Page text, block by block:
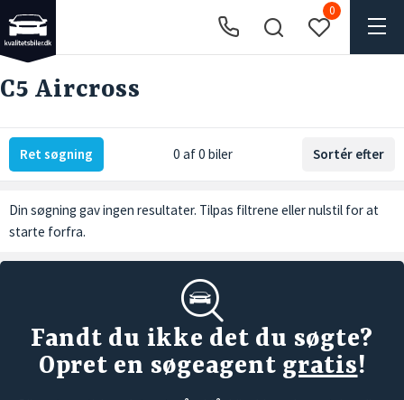
0
C5 Aircross
Ret søgning 0 af 0 biler Sortér efter
Din søgning gav ingen resultater. Tilpas filtrene ellernulstil for at
starte forfra.
Fandt du ikke det du søgte?
Opret en søgeagent gratis!